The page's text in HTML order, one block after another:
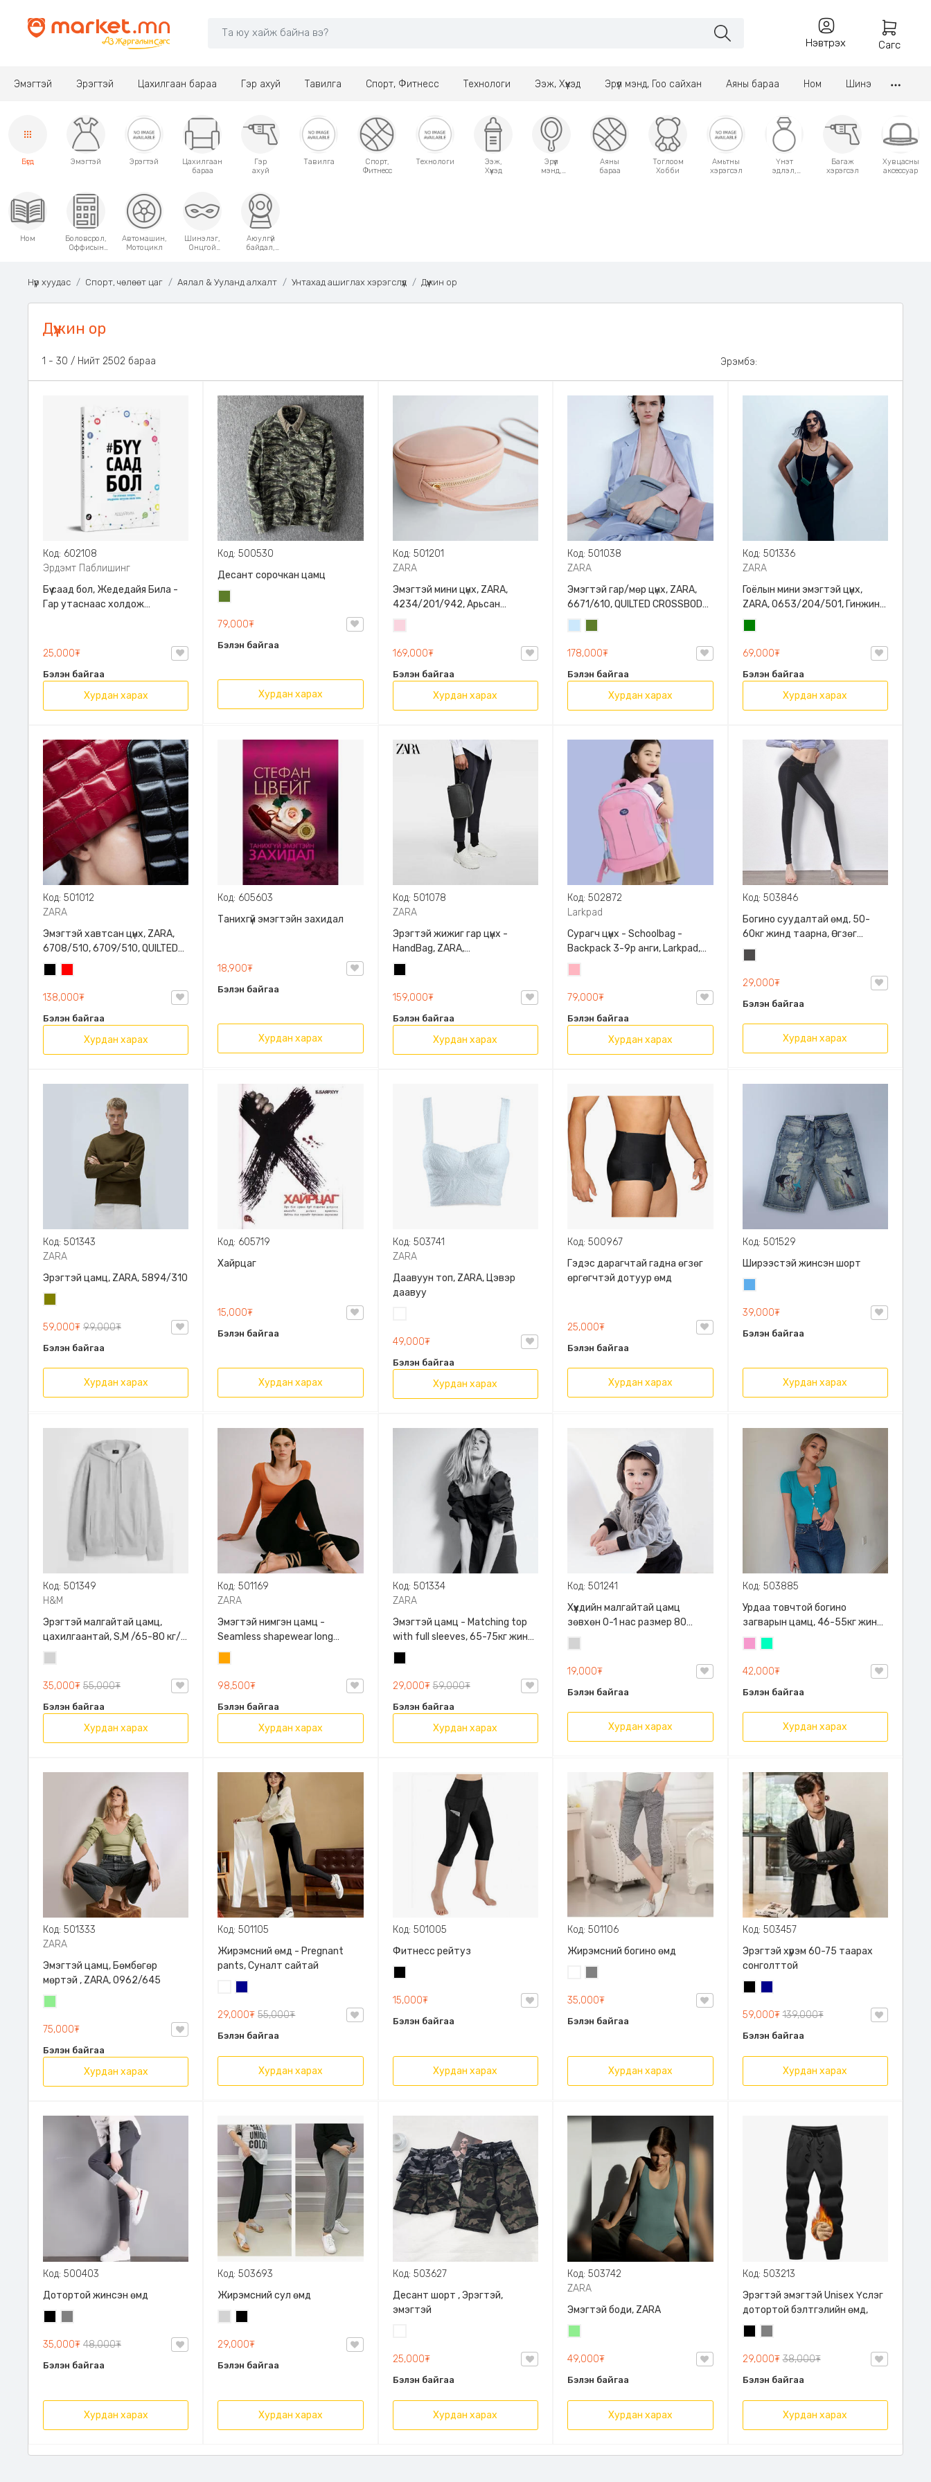
Нэвтрэх Сагс
Эмэгтэй Эрэгтэй Цахилгаан бараа Гэр ахуй Тавилга Спорт, Фитнесс Технологи Ээж, Хүүхэд Эрүүл мэнд, Гоо сайхан Аяны бараа Ном Шинэ
Бүгд Эмэгтэй Эрэгтэй
Цахилгаан
бараа
Гэр
ахуй
Тавилга
Спорт,
Фитнесс
Технологи
Ээж,
Хүүхэд
Эрүүл
мэнд,
Аяны
бараа
Тоглоом
Хобби
Амьтны
хэрэгсэл
Үнэт
эдлэл,
Багаж
хэрэгсэл
Хувцасны
аксессуар
Ном
Боловсрол,
Оффисын
Автомашин,
Мотоцикл
Шинэлэг,
Онцгой
Аюулгүй
байдал,
Нүүр хуудас Спорт, чөлөөт цаг Аялал & Ууланд алхалт Унтахад ашиглах хэрэгслүүд Дүүжин ор
Дүүжин ор
1 - 30 / Нийт 2502 бараа Эрэмбэ:
Код: 602108
Эрдэмт Паблишинг
Бүү саад бол, Жедедайя Била -
Гар утаснаас холдож
9789919235192
25,000₮
Бэлэн байгаа
Хурдан харах
Код: 500530
Десант сорочкан цамц
79,000₮
Бэлэн байгаа
Хурдан харах
Код: 501201
ZARA
Эмэгтэй мини цүнх, ZARA,
4234/201/942, Арьсан
материалтай, LIMITED EDITION
OVAL LEATHER HANDBAG TRF
169,000₮
Бэлэн байгаа
Хурдан харах
Код: 501038
ZARA
Эмэгтэй гар/мөр цүнх, ZARA,
6671/610, QUILTED CROSSBODY
BAG WITH HANDLE
178,000₮
Бэлэн байгаа
Хурдан харах
Код: 501336
ZARA
Гоёлын мини эмэгтэй цүнх,
ZARA, 0653/204/501, Гинжин
оосортой, Дотроо тольтой
69,000₮
Бэлэн байгаа
Хурдан харах
Код: 501012
ZARA
Эмэгтэй хавтсан цүнх, ZARA,
6708/510, 6709/510, QUILTED
CLUTCH BAGDETAILS, Лакан,
Гинжин оосортой
138,000₮
Бэлэн байгаа
Хурдан харах
Код: 605603
Танихгүй эмэгтэйн захидал
18,900₮
Бэлэн байгаа
Хурдан харах
Код: 501078
ZARA
Эрэгтэй жижиг гар цүнх -
HandBag, ZARA,
3720/005/040, PU арьс
159,000₮
Бэлэн байгаа
Хурдан харах
Код: 502872
Larkpad
Сурагч цүнх - Schoolbag -
Backpack 3-9р анги, Larkpad,
9009-10128, Цацруулагчтай,
Олон тасалгаатай
79,000₮
Бэлэн байгаа
Хурдан харах
Код: 503846
Богино суудалтай өмд, 50-
60кг жинд таарна, Өгзөг
өргөгчтэй
29,000₮
Бэлэн байгаа
Хурдан харах
Код: 501343
ZARA
Эрэгтэй цамц, ZARA, 5894/310
59,000₮ 99,000₮
Бэлэн байгаа
Хурдан харах
Код: 605719
Хайрцаг
15,000₮
Бэлэн байгаа
Хурдан харах
Код: 503741
ZARA
Даавуун топ, ZARA, Цэвэр
даавуу
49,000₮
Бэлэн байгаа
Хурдан харах
Код: 500967
Гэдэс дарагчтай гадна өгзөг
өргөгчтэй дотуур өмд
25,000₮
Бэлэн байгаа
Хурдан харах
Код: 501529
Ширээстэй жинсэн шорт
39,000₮
Бэлэн байгаа
Хурдан харах
Код: 501349
H&M
Эрэгтэй малгайтай цамц,
цахилгаантай, S,M /65-80 кг/,
H&M, 0852614006, Даавуу
35,000₮ 55,000₮
Бэлэн байгаа
Хурдан харах
Код: 501169
ZARA
Эмэгтэй нимгэн цамц -
Seamless shapewear long
sleeve t-shirt, 40-60кг жинд
таарна, ZARA, 8779/458/615,
Урт ханцуйтай
98,500₮
Бэлэн байгаа
Хурдан харах
Код: 501334
ZARA
Эмэгтэй цамц - Matching top
with full sleeves, 65-75кг жинд
таарна, ZARA, 0962/642/800,
Задгай энгэртэй, Урт
ханцуйтай, Богино
29,000₮ 59,000₮
Бэлэн байгаа
Хурдан харах
Код: 501241
Хүүхдийн малгайтай цамц
зөвхөн 0-1 нас размер 80
сонголттой
19,000₮
Бэлэн байгаа
Хурдан харах
Код: 503885
Урдаа товчтой богино
загварын цамц, 46-55кг жинд
таарна
42,000₮
Бэлэн байгаа
Хурдан харах
Код: 501333
ZARA
Эмэгтэй цамц, Бөмбөгөр
мөртэй , ZARA, 0962/645
75,000₮
Бэлэн байгаа
Хурдан харах
Код: 501105
Жирэмсний өмд - Pregnant
pants, Суналт сайтай
29,000₮55,000₮
Бэлэн байгаа
Хурдан харах
Код: 501005
Фитнесс рейтуз
15,000₮
Бэлэн байгаа
Хурдан харах
Код: 501106
Жирэмсний богино өмд
35,000₮
Бэлэн байгаа
Хурдан харах
Код: 503457
Эрэгтэй хүрэм 60-75 таарах
сонголттой
59,000₮139,000₮
Бэлэн байгаа
Хурдан харах
Код: 500403
Дотортой жинсэн өмд
35,000₮ 48,000₮
Бэлэн байгаа
Хурдан харах
Код: 503693
Жирэмсний сул өмд
29,000₮
Бэлэн байгаа
Хурдан харах
Код: 503627
Десант шорт , Эрэгтэй,
эмэгтэй
25,000₮
Бэлэн байгаа
Хурдан харах
Код: 503742
ZARA
Эмэгтэй боди, ZARA
49,000₮
Бэлэн байгаа
Хурдан харах
Код: 503213
Эрэгтэй эмэгтэй Unisex Үслэг
дотортой бэлтгэлийн өмд,
29,000₮38,000₮
Бэлэн байгаа
Хурдан харах